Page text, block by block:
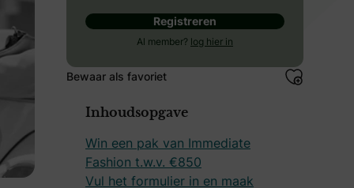
met een pak ter waarde van maar liefst €850.
Registreren
Al member? log hier in
Bewaar als favoriet
Inhoudsopgave
Win een pak van Immediate
Fashion t.w.v. €850
Vul het formulier in en maak